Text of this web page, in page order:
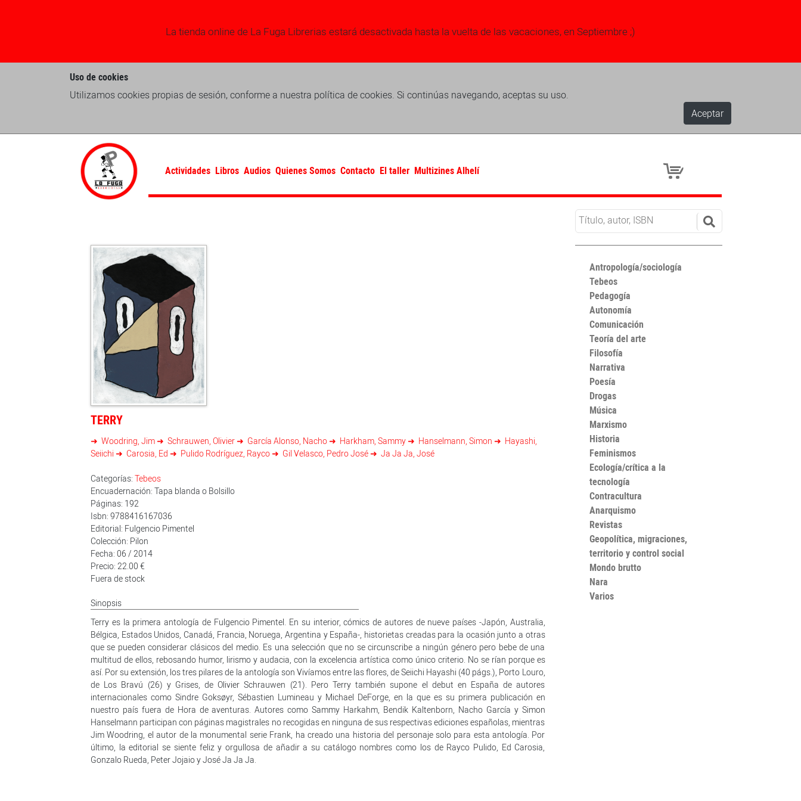
La tienda online de La Fuga Librerias estará desactivada hasta la vuelta de las vacaciones, en Septiembre ;)
Uso de cookies
Utilizamos cookies propias de sesión, conforme a nuestra política de cookies. Si continúas navegando, aceptas su uso.
Aceptar
Actividades Libros Audios Quienes Somos Contacto El taller Multizines Alhelí
TERRY
Woodring, Jim Schrauwen, Olivier García Alonso, Nacho Harkham, Sammy Hanselmann, Simon
Hayashi,
Seiichi
Carosia, Ed Pulido Rodríguez, Rayco Gil Velasco, Pedro José Ja Ja Ja, José
Categorías: Tebeos
Encuadernación: Tapa blanda o Bolsillo
Páginas: 192
Isbn: 9788416167036
Editorial: Fulgencio Pimentel
Colección: Pilon
Fecha: 06 / 2014
Precio: 22.00 €
Fuera de stock
Sinopsis
Terry es la primera antología de Fulgencio Pimentel. En su interior, cómics de autores de nueve países -Japón, Australia,
Bélgica, Estados Unidos, Canadá, Francia, Noruega, Argentina y España-, historietas creadas para la ocasión junto a otras
que se pueden considerar clásicos del medio. Es una selección que no se circunscribe a ningún género pero bebe de una
multitud de ellos, rebosando humor, lirismo y audacia, con la excelencia artística como único criterio. No se rían porque es
así. Por su extensión, los tres pilares de la antología son Vivíamos entre las flores, de Seiichi Hayashi (40 págs.), Porto Louro,
de Los Bravú (26) y Grises, de Olivier Schrauwen (21). Pero Terry también supone el debut en España de autores
internacionales como Sindre Goksøyr, Sébastien Lumineau y Michael DeForge, en la que es su primera publicación en
nuestro país fuera de Hora de aventuras. Autores como Sammy Harkahm, Bendik Kaltenborn, Nacho García y Simon
Hanselmann participan con páginas magistrales no recogidas en ninguna de sus respectivas ediciones españolas, mientras
Jim Woodring, el autor de la monumental serie Frank, ha creado una historia del personaje solo para esta antología. Por
último, la editorial se siente feliz y orgullosa de añadir a su catálogo nombres como los de Rayco Pulido, Ed Carosia,
Gonzalo Rueda, Peter Jojaio y José Ja Ja Ja.
Antropología/sociología
Tebeos
Pedagogía
Autonomía
Comunicación
Teoría del arte
Filosofía
Narrativa
Poesía
Drogas
Música
Marxismo
Historia
Feminismos
Ecología/crítica a la
tecnología
Contracultura
Anarquismo
Revistas
Geopolítica, migraciones,
territorio y control social
Mondo brutto
Nara
Varios